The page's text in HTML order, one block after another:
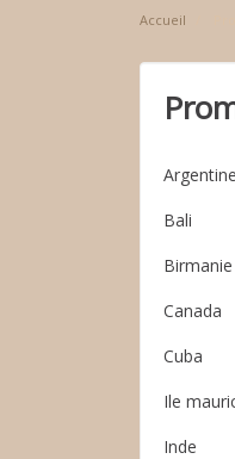
Accueil
Argentine
Bali
Birmanie
Canada
Cuba
Ile
Inde